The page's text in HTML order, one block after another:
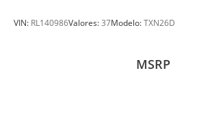
VIN: RL140986Valores:37Modelo:TXN26D
MSRP